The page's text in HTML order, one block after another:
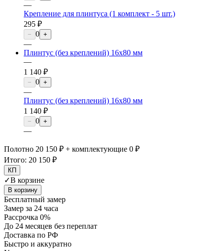
—
Крепление для плинтуса (1 комплект - 5 шт.)
295 ₽
− 0 +
—
Плинтус (без креплений) 16х80 мм
—
1 140 ₽
− 0 +
—
Плинтус (без креплений) 16х80 мм
1 140 ₽
− 0 +
—
Полотно 20 150 ₽ + комплектующие 0 ₽
Итого: 20 150 ₽
КП
✓В корзине
В корзину
Бесплатный замер
Замер за 24 часа
Рассрочка 0%
До 24 месяцев без переплат
Доставка по РФ
Быстро и аккуратно